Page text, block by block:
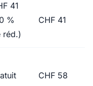
41
%
réd.)
CHF 41
CHF 58